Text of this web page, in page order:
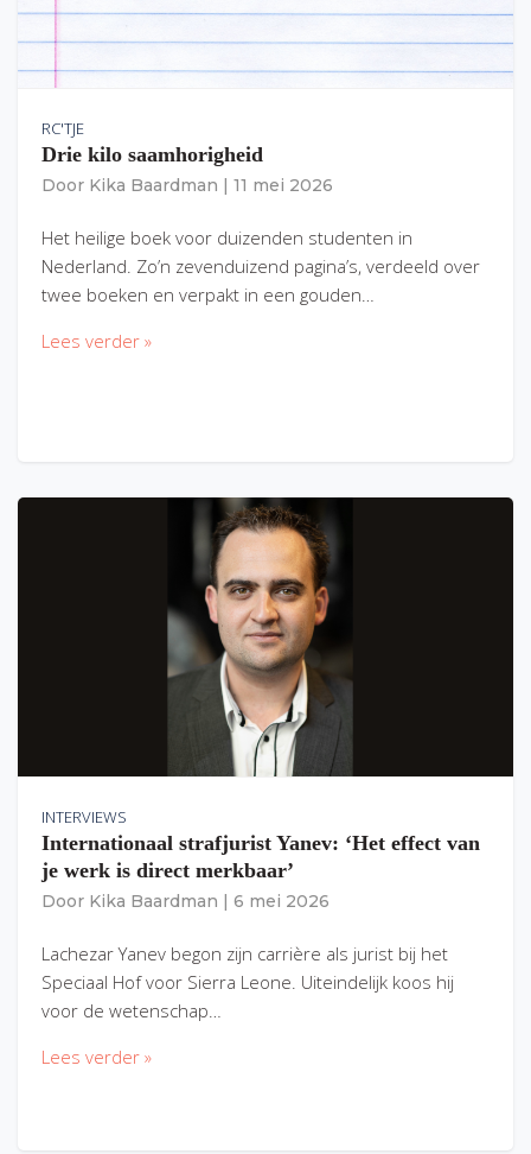
RC'TJE
Drie kilo saamhorigheid
Door Kika Baardman 11 mei 2026
Het heilige boek voor duizenden studenten in
Nederland. Zo’n zevenduizend pagina’s, verdeeld over
twee boeken en verpakt in een gouden…
Lees verder »
INTERVIEWS
Internationaal strafjurist Yanev: ‘Het effect van
je werk is direct merkbaar’
Door Kika Baardman 6 mei 2026
Lachezar Yanev begon zijn carrière als jurist bij het
Speciaal Hof voor Sierra Leone. Uiteindelijk koos hij
voor de wetenschap…
Lees verder »